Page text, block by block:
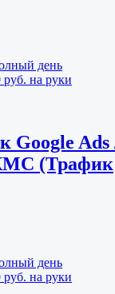
день
руб. на руки
Google Ads
(Трафик
день
руб. на руки